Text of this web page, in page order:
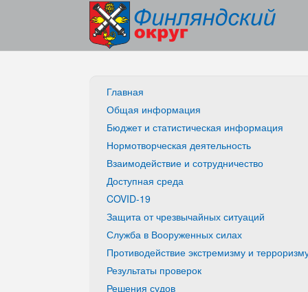
Главная
Общая информация
Бюджет и статистическая информация
Нормотворческая деятельность
Взаимодействие и сотрудничество
Доступная среда
COVID-19
Защита от чрезвычайных ситуаций
Служба в Вооруженных силах
Противодействие экстремизму и
Результаты проверок
Решения судов